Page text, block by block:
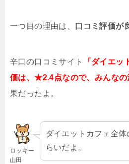
一つ目の理由は、 口コミ評価が
辛口の口コミサイト
「ダイエッ
価は、★2.4点なので、みんなの
果だったよ。
ロッキー
山田
ダイエットカフェ全
らいだよ。